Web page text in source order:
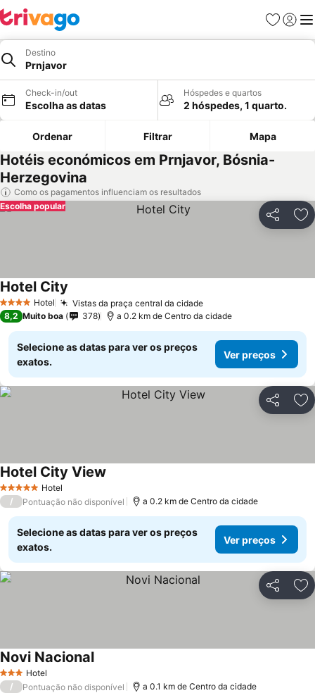
Favoritos
Iniciar
Destino
Prnjavor
Check-in/out
Escolha as datas
Hóspedes e quartos
2 hóspedes, 1 quarto.
Ordenar Filtrar Mapa
Hotéis económicos em Prnjavor, Bósnia-
Herzegovina
Como os pagamentos influenciam os resultados
Partilhar
Escolha popular
4 EstrelasHotel Vistas da praça central da cidade
Hotel City
8,2 Muito boa 378 a 0.2 km de Centro da cidade
Selecione as datas para ver os preços
exatos.
Ver preços
Partilhar
5 Estrelas Hotel
Hotel City View
/ Pontuação não disponível a 0.2 km de Centro da cidade
Selecione as datas para ver os preços
exatos.
Ver preços
Partilhar
3 EstrelasHotel
Novi Nacional
/ Pontuação não disponível a 0.1 km de Centro da cidade